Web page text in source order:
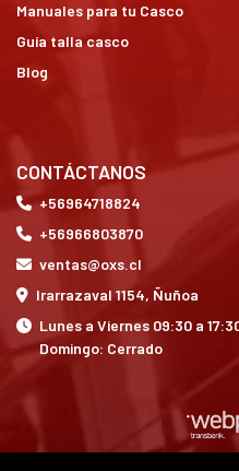
Manuales para tu Casco
Guía talla casco
Blog
CONTÁCTANOS
+56964718824
+56966803870
ventas@oxs.cl
Irarrazaval 1154, Ñuñoa
Lunes a Viernes 09:30 a
Domingo: Cerrado